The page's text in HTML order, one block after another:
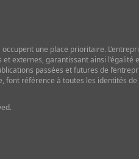
une place prioritaire.
externes, garantissant ainsi l’égalité
passées et futures de
font référence à toutes les identités de